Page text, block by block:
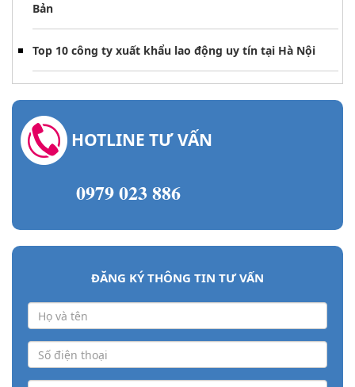
Bản
Top 10 công ty xuất khẩu lao động uy tín tại Hà Nội
HOTLINE TƯ VẤN
0979 023 886
ĐĂNG KÝ THÔNG TIN TƯ VẤN